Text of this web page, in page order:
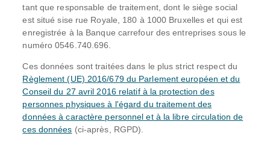
tant que responsable de traitement, dont le siège social
est situé sise rue Royale, 180 à 1000 Bruxelles et qui est
enregistrée à la Banque carrefour des entreprises sous le
numéro 0546.740.696.
Ces données sont traitées dans le plus strict respect du
Règlement (UE) 2016/679 du Parlement européen et du
Conseil du 27 avril 2016 relatif à la protection des
personnes physiques à l'égard du traitement des
données à caractère personnel et à la libre circulation de
ces données (ci-après, RGPD).